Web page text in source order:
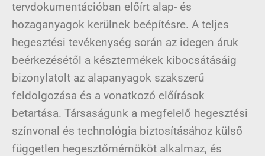
tervdokumentációban előírt alap- és
hozaganyagok kerülnek beépítésre. A teljes
hegesztési tevékenység során az idegen áruk
beérkezésétől a késztermékek kibocsátásáig
bizonylatolt az alapanyagok szakszerű
feldolgozása és a vonatkozó előírások
betartása. Társaságunk a megfelelő hegesztési
színvonal és technológia biztosításához külső
független hegesztőmérnököt alkalmaz, és